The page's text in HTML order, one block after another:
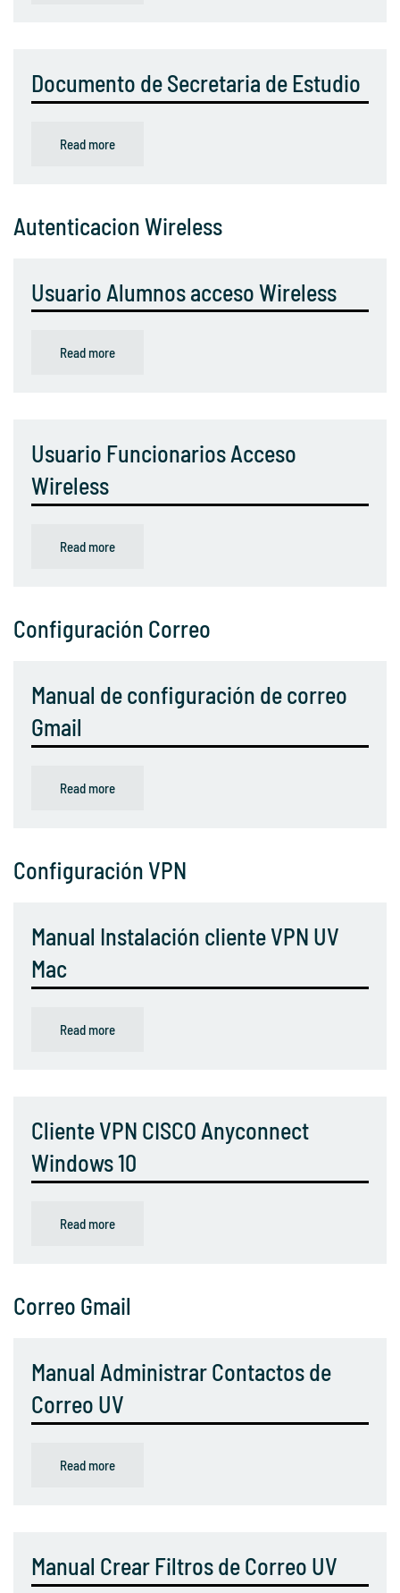
Documento de Secretaria de Estudio
Read more
Autenticacion Wireless
Usuario Alumnos acceso Wireless
Read more
Usuario Funcionarios Acceso
Wireless
Read more
Configuración Correo
Manual de configuración de correo
Gmail
Read more
Configuración VPN
Manual Instalación cliente VPN UV
Mac
Read more
Cliente VPN CISCO Anyconnect
Windows 10
Read more
Correo Gmail
Manual Administrar Contactos de
Correo UV
Read more
Manual Crear Filtros de Correo UV